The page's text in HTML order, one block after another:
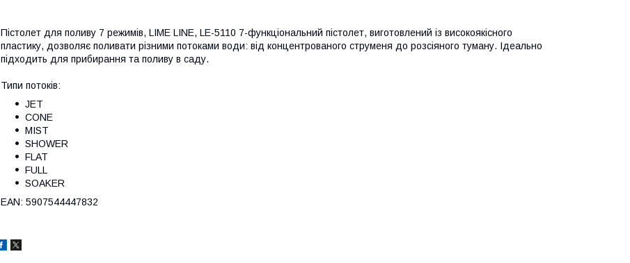
Пістолет для поливу 7 режимів, LIME LINE, LE-5110 7-функціональний пістолет, виготовлений із високоякісного
пластику, дозволяє поливати різними потоками води: від концентрованого струменя до розсіяного туману. Ідеально
підходить для прибирання та поливу в саду.
Типи потоків:
JET
CONE
MIST
SHOWER
FLAT
FULL
SOAKER
EAN: 5907544447832